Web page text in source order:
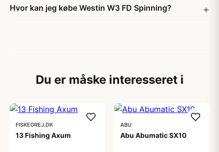
Hvor kan jeg købe Westin W3 FD Spinning?
Du er måske interesseret i
FISKEGREJ.DK
13 Fishing Axum
ABU
Abu Abumatic SX10